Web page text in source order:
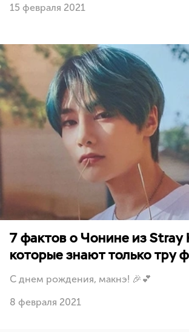
15 февраля 2021
7 фактов о Чонине из Stray
которые знают только тру
С днем рождения, макнэ! 🎉💕
8 февраля 2021